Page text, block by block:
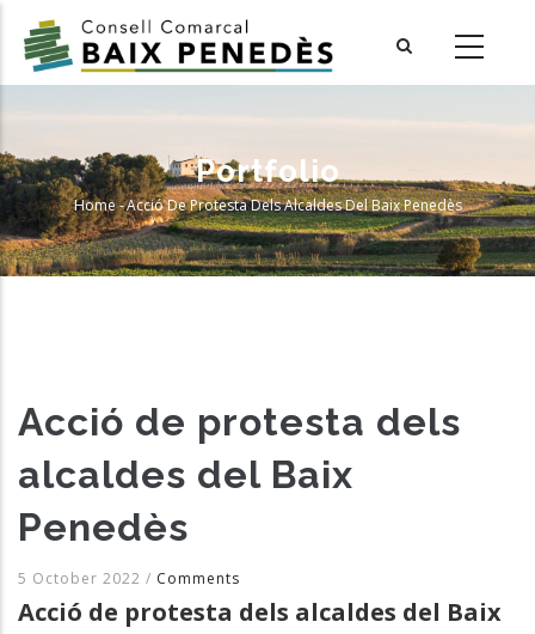
main
Portfolio
Breadcrumb
Home-Acció De Protesta Dels Alcaldes Del Baix Penedès
Acció de protesta dels
alcaldes del Baix
Penedès
5 October 2022 / Comments
Acció de protesta dels alcaldes del Baix